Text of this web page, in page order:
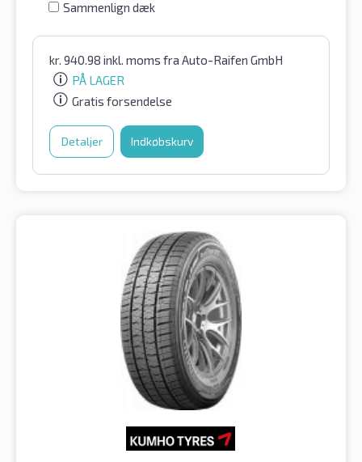
Sammenlign dæk
kr. 940.98 inkl. moms fra Auto-Raifen GmbH
PÅ LAGER
Gratis forsendelse
Detaljer Indkøbskurv